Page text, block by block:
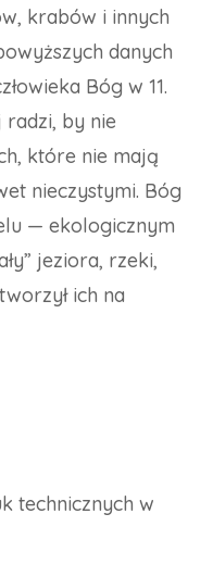
krabów i innych
danych
Bóg w 11.
radzi, by nie
które nie mają
nieczystymi. Bóg
— ekologicznym
jeziora, rzeki,
ich na
technicznych w